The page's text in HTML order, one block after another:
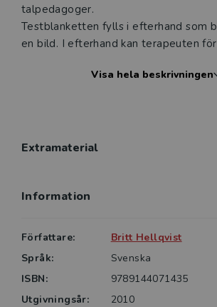
talpedagoger.
Testblanketten fylls i efterhand som
en bild. I efterhand kan terapeuten
var barnets eventuella brister i
Visa hela beskrivningen
Extramaterial
Information
Författare:
Britt Hellqvist
Språk:
Svenska
ISBN:
9789144071435
Utgivningsår:
2010